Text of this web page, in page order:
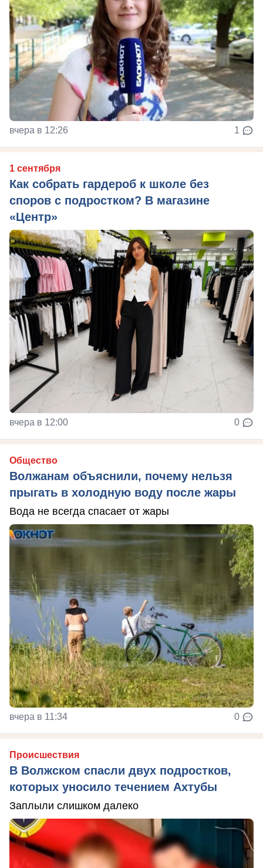
вчера в 12:26 1
1 сентября
Как собрать гардероб к школе без
споров с подростком? В магазине
«Центр»
вчера в 12:00 0
Общество
Волжанам объяснили, почему нельзя
прыгать в холодную воду после жары
Вода не всегда спасает от жары
вчера в 11:34 0
Происшествия
В Волжском спасли двух подростков,
которых уносило течением Ахтубы
Заплыли слишком далеко